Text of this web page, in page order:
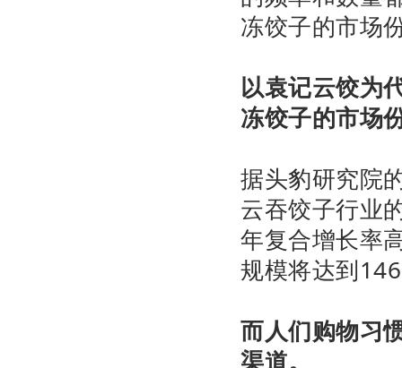
冻饺子的市场
以袁记云饺为
冻饺子的市场
据头豹研究院
云吞饺子行业
年复合增长率
规模将达到
而人们购物习
渠道。